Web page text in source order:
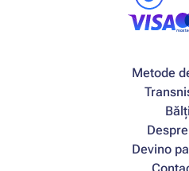
Metode
Bălți
Devino